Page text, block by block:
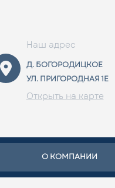
Наш адрес
Д. БОГОРОДИЦКОЕ
УЛ. ПРИГОРОДНАЯ 1Е
Открыть на карте
О КОМПАНИИ